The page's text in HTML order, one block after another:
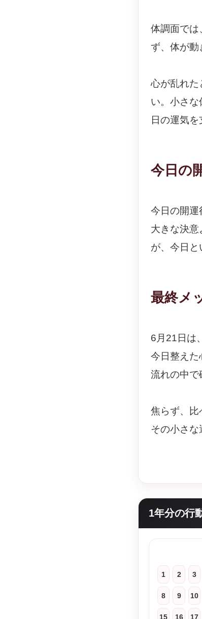
体調面では
ず、体が動
心が乱れた
い。小さ
日の運気を
今日の
今日の開運
大きな決
が、今日と
最終メ
6月21日は
今日整えた
流れの中で
焦らず、比
その小さな
1年分の行
1 2 3
8 9 10
15 16 17